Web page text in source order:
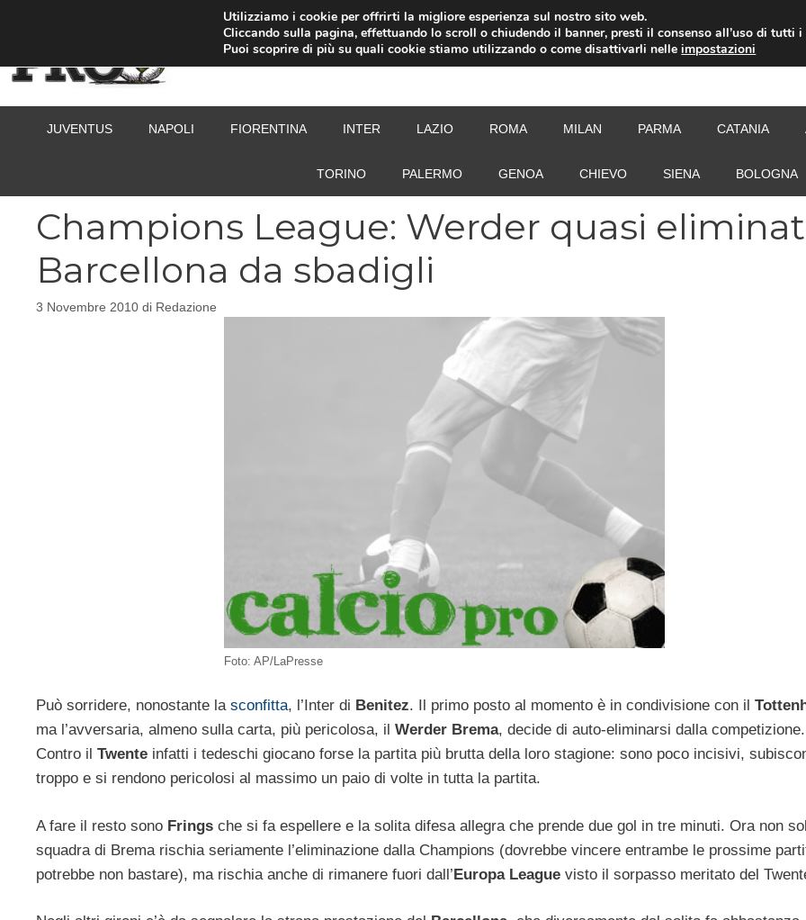
JUVENTUS NAPOLI FIORENTINA INTER LAZIO ROMA MILAN PARMA CATANIA
TORINO PALERMO GENOA CHIEVO SIENA BOLOGNA
Champions League: Werder quasi
Barcellona da sbadigli
3 Novembre 2010 di Redazione
Foto: AP/LaPresse
Può sorridere, nonostante la sconfitta, l’Inter di Benitez. Il primo posto al momento è in condivisione con il
ma l’avversaria, almeno sulla carta, più pericolosa, il Werder Brema, decide di auto-eliminarsi dalla competizione.
Contro il Twente infatti i tedeschi giocano forse la partita più brutta della loro stagione: sono poco incisivi,
troppo e si rendono pericolosi al massimo un paio di volte in tutta la partita.
A fare il resto sono Frings che si fa espellere e la solita difesa allegra che prende due gol in tre minuti. Ora non
squadra di Brema rischia seriamente l’eliminazione dalla Champions (dovrebbe vincere entrambe le prossime
potrebbe non bastare), ma rischia anche di rimanere fuori dall’Europa League visto il sorpasso meritato del
Utilizziamo i cookie per offrirti la migliore esperienza sul nostro sito web.
Cliccando sulla pagina, effettuando lo scroll o chiudendo il banner, presti il consenso all’uso di tutti i
Puoi scoprire di più su quali cookie stiamo utilizzando o come disattivarli nelleimpostazioni